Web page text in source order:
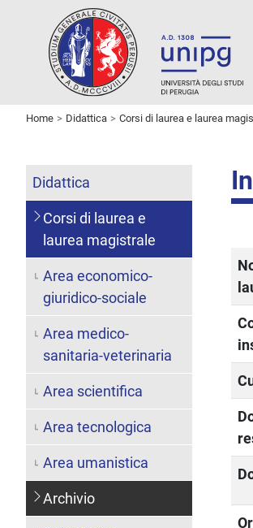
Home Didattica Corsi di laurea e laurea
Didattica
Corsi di laurea e
laurea magistrale
Area economico-
giuridico-sociale
Area medico-
sanitaria-veterinaria
Area scientifica
Area tecnologica
Area umanistica
Archivio